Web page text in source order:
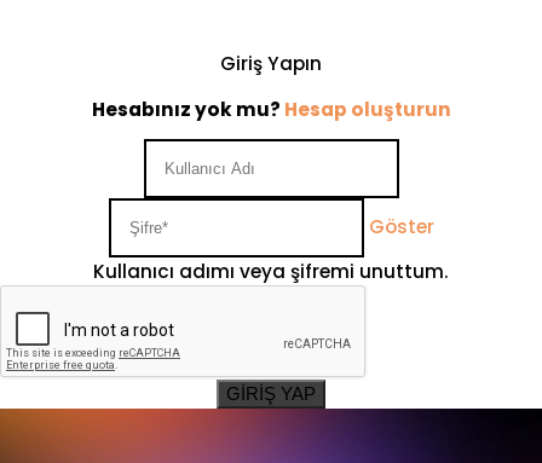
Giriş Yapın
Hesabınız yok mu? Hesap oluşturun
Göster
Kullanıcı adımı veya şifremi unuttum.
GİRİŞ YAP